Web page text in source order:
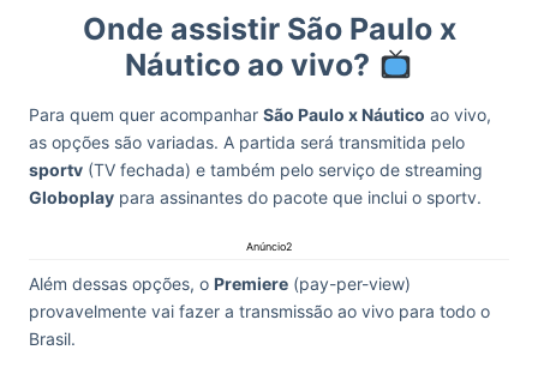
Onde assistir São Paulo x
Náutico ao vivo?
Para quem quer acompanhar São Paulo x Náutico ao vivo,
as opções são variadas. A partida será transmitida pelo
sportv (TV fechada) e também pelo serviço de streaming
Globoplay para assinantes do pacote que inclui o sportv.
Anúncio2
Além dessas opções, o Premiere (pay-per-view)
provavelmente vai fazer a transmissão ao vivo para todo o
Brasil.